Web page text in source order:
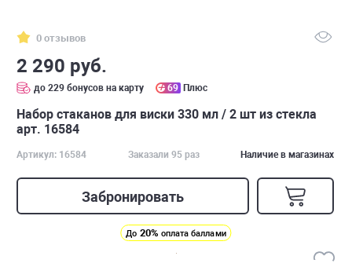
0 отзывов
2 290 руб.
до 229 бонусов на карту 69 Плюс
Набор стаканов для виски 330 мл / 2 шт из стекла
арт. 16584
Артикул: 16584 Заказали 95 раз Наличие в магазинах
Забронировать
До 20% оплата баллами